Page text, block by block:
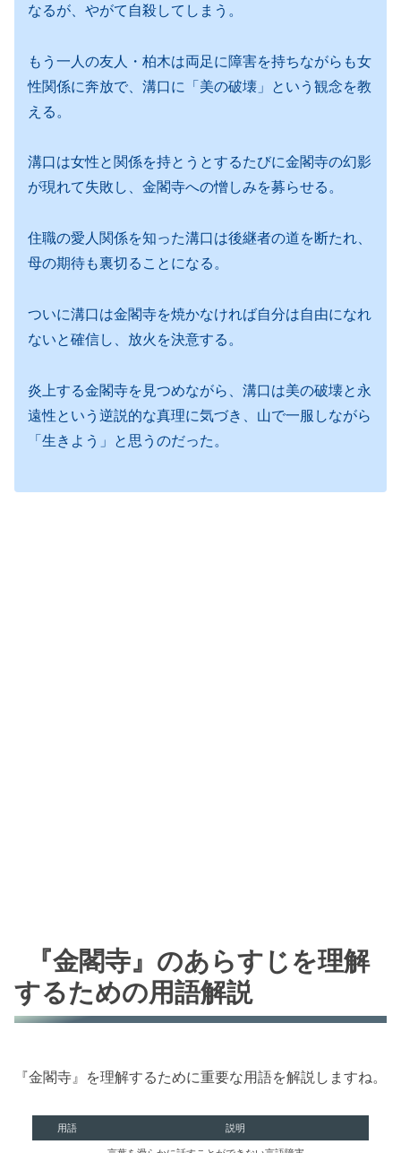
なるが、やがて自殺してしまう。
もう一人の友人・柏木は両足に障害を持ちながらも女
性関係に奔放で、溝口に「美の破壊」という観念を教
える。
溝口は女性と関係を持とうとするたびに金閣寺の幻影
が現れて失敗し、金閣寺への憎しみを募らせる。
住職の愛人関係を知った溝口は後継者の道を断たれ、
母の期待も裏切ることになる。
ついに溝口は金閣寺を焼かなければ自分は自由になれ
ないと確信し、放火を決意する。
炎上する金閣寺を見つめながら、溝口は美の破壊と永
遠性という逆説的な真理に気づき、山で一服しながら
「生きよう」と思うのだった。
『金閣寺』のあらすじを理解
するための用語解説
『金閣寺』を理解するために重要な用語を解説しますね。
用語 説明